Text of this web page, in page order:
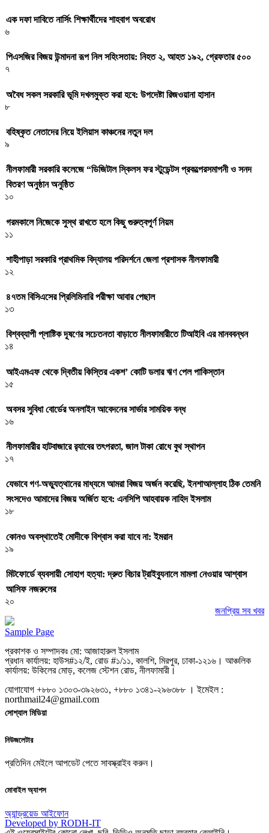
এক দফা দাবিতে নার্সিং শিক্ষার্থীদের শাহবাগ অবরোধ
৬
পিএসজির বিজয় উন্মাদনা রূপ নিল সহিংসতায়: নিহত ২, আহত ১৯২, গ্রেফতার ৫০০
৭
অবৈধ সকল সরকারি ভূমি দখলমুক্ত করা হবে: উপদেষ্টা রিজওয়ানা হাসান
৮
বহিষ্কৃত নেতাদের নিয়ে ইলিয়াস কাঞ্চনের নতুন দল
৯
নীলফামারী সরকারি কলেজে “ডিজিটাল স্কিলস ফর স্টুডেন্টস প্রকল্পেরসমাপনী ও সনদ
বিতরণ অনুষ্ঠান অনুষ্ঠিত
১০
গরমকালে নিজেকে সুস্থ রাখতে হলে কিছু গুরুত্বপূর্ণ নিয়ম
১১
শাহীপাড়া সরকারি প্রাথমিক বিদ্যালয় পরিদর্শনে জেলা প্রশাসক নীলফামারী
১২
৪৭তম বিসিএসের প্রিলিমিনারি পরীক্ষা আবার পেছাল
১৩
বিশ্বব্যাপী প্লাষ্টিক দূষণের সচেতনতা বাড়াতে নীলফামারীতে টিআইবি এর মানববন্ধন
১৪
আইএমএফ থেকে দ্বিতীয় কিস্তির একশ’ কোটি ডলার ঋণ পেল পাকিস্তান
১৫
অবসর সুবিধা বোর্ডের অনলাইন আবেদনের সার্ভার সাময়িক বন্ধ
১৬
নীলফামারীর হাটবাজারে র‌্যাবের তৎপরতা, জাল টাকা রোধে বুথ স্থাপন
১৭
যেভাবে গণ-অভ্যুত্থানের মাধ্যমে আমরা বিজয় অর্জন করেছি, ইনশাআল্লাহ ঠিক তেমনি
সংসদেও আমাদের বিজয় অর্জিত হবে: এনসিপি আহবায়ক নাহিদ ইসলাম
১৮
কোনও অবস্থাতেই মোদীকে বিশ্বাস করা যাবে না: ইমরান
১৯
মিটফোর্ডে ব্যবসায়ী সোহাগ হত্যা: দ্রুত বিচার ট্রাইব্যুনালে মামলা নেওয়ার আশ্বাস
আসিফ নজরুলের
২০
জনপ্রিয় সব খবর
Sample Page
প্রকাশক ও সম্পাদকঃ মো: আজাহারুল ইসলাম
প্রধান কার্যালয়: হাউস#১২/ই, রোড #১/১১, কালশি, মিরপুর, ঢাকা-১২১৬। আঞ্চলিক
কার্যালয়: উকিলের মোড়, কলেজ স্টেশন রোড, নীলফামারী।
যোগাযোগ +৮৮০ ১৩০৩-৩৯২৬৩১, +৮৮০ ১৩৪১-২৯৬৩৮৮ । ইমেইল :
northmail24@gmail.com
সোশ্যাল মিডিয়া
নিউজলেটার
প্রতিদিন মেইলে আপডেট পেতে সাবস্ক্রাইব করুন।
মোবাইল অ্যাপস
অ্যান্ড্রয়েড আইফোন
Developed by RODH-IT